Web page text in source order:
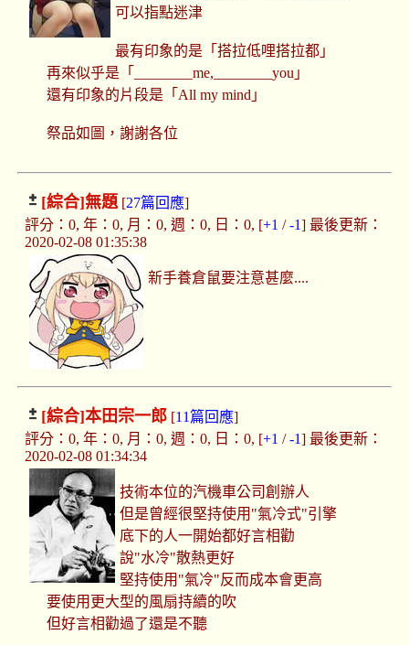
可以指點迷津
最有印象的是「搭拉低哩搭拉都」
再來似乎是「________me,________you」
還有印象的片段是「All my mind」
祭品如圖，謝謝各位
[綜合]無題[27篇回應]
評分：0, 年：0, 月：0, 週：0, 日：0, [+1 /-1] 最後更新：
2020-02-08 01:35:38
新手養倉鼠要注意甚麼....
[綜合]本田宗一郎[11篇回應]
評分：0, 年：0, 月：0, 週：0, 日：0, [+1 /-1] 最後更新：
2020-02-08 01:34:34
技術本位的汽機車公司創辦人
但是曾經很堅持使用"氣冷式"引擎
底下的人一開始都好言相勸
說"水冷"散熱更好
堅持使用"氣冷"反而成本會更高
要使用更大型的風扇持續的吹
但好言相勸過了還是不聽